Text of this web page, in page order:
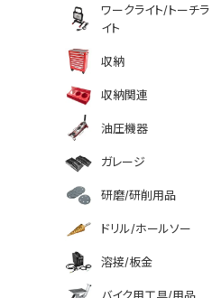
ワークライト/トーチラ
イト
収納
収納関連
油圧機器
ガレージ
研磨/研削用品
ドリル/ホールソー
溶接/板金
バイク用工具/用品